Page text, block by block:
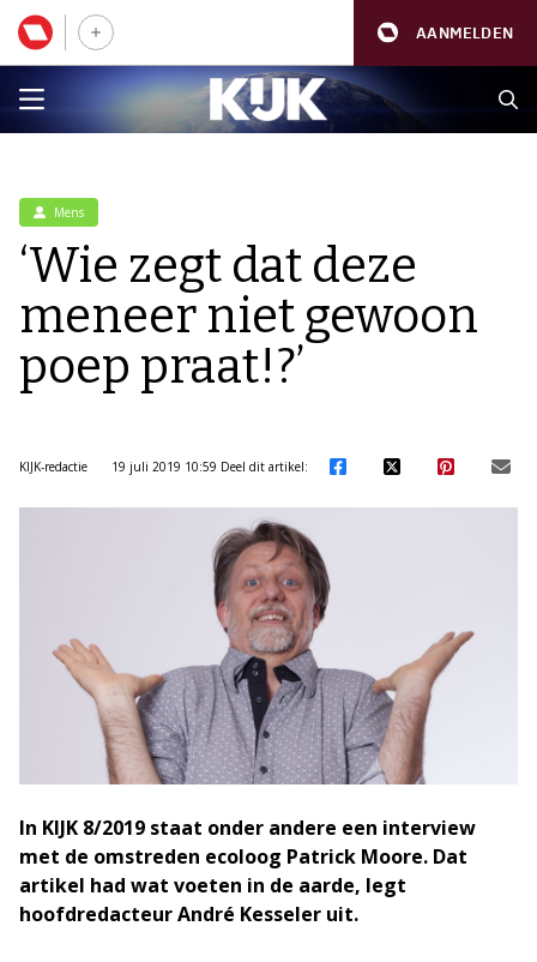
AANMELDEN
Mens
‘Wie zegt dat deze
meneer niet gewoon
poep praat!?’
KIJK-redactie 19 juli 2019 10:59 Deel dit artikel:
In KIJK 8/2019 staat onder andere een interview
met de omstreden ecoloog Patrick Moore. Dat
artikel had wat voeten in de aarde, legt
hoofdredacteur André Kesseler uit.